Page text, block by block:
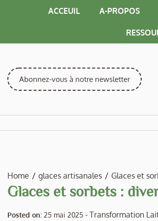
ACCEUIL A-PROPOS
Abonnez-vous à notre newsletter
Home glaces artisanales Glaces et
Glaces et sorbets :
Posted on: 25 mai 2025 - Transformation